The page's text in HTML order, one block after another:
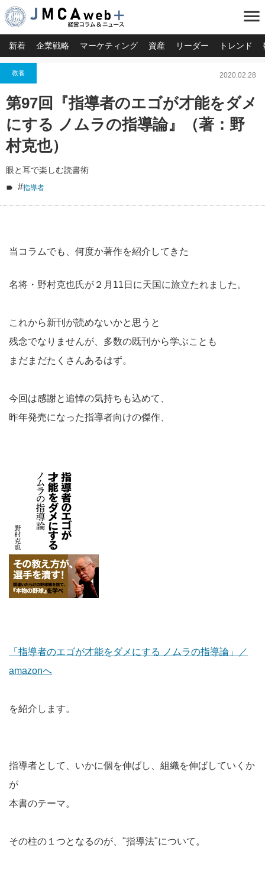
menu
新着 企業戦略 マーケティング 資産 リーダー トレンド
教養 2020.02.28
第97回『指導者のエゴが才能をダメ
にする ノムラの指導論』（著：野
村克也）
眼と耳で楽しむ読書術
#指導者
当コラムでも、何度か著作を紹介してきた
名将・野村克也氏が２月11日に天国に旅立たれました。
これから新刊が読めないかと思うと
残念でなりませんが、多数の既刊から学ぶことも
まだまだたくさんあるはず。
今回は感謝と追悼の気持ちも込めて、
昨年発売になった指導者向けの傑作、
「指導者のエゴが才能をダメにする ノムラの指導論」／
amazonへ
を紹介します。
指導者として、いかに個を伸ばし、組織を伸ばしていくか
が
本書のテーマ。
その柱の１つとなるのが、"指導法"について。